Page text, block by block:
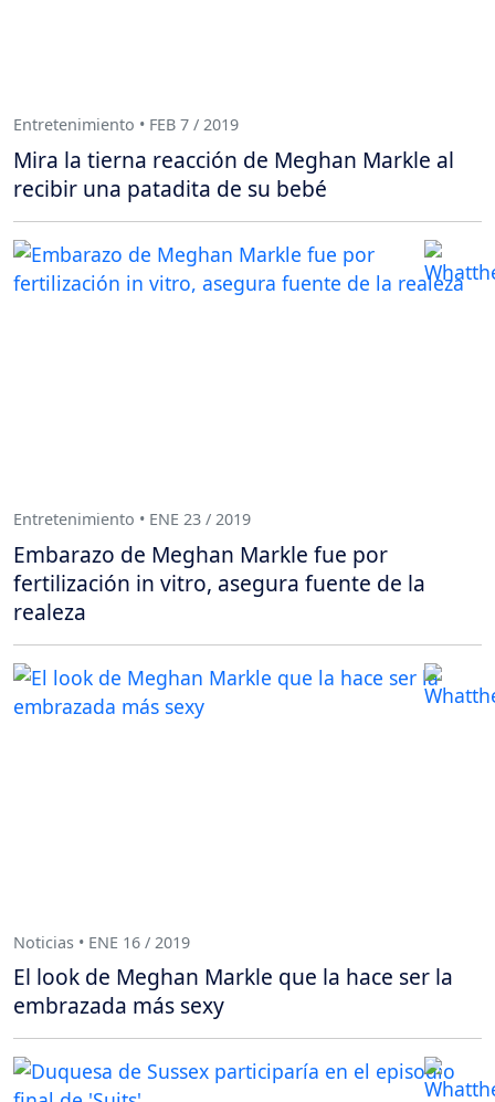
Entretenimiento • FEB 7 / 2019
Mira la tierna reacción de Meghan Markle al
recibir una patadita de su bebé
Entretenimiento • ENE 23 / 2019
Embarazo de Meghan Markle fue por
fertilización in vitro, asegura fuente de la
realeza
Noticias • ENE 16 / 2019
El look de Meghan Markle que la hace ser la
embrazada más sexy